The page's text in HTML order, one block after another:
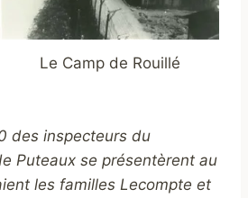
Le Camp de Rouillé
des inspecteurs du
Puteaux se présentèrent au
les familles Lecompte et